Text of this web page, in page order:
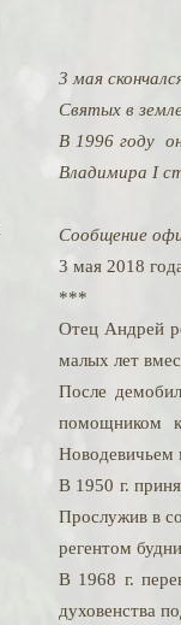
3 мая
Святых в
В 1996 году
Владимира I
Сообщение
3 мая 2018
***
Отец Андрей
малых лет
После
помощником
Новодевичьем
В 1950 г.
Прослужив в
регентом
В 1968 г.
духовенства